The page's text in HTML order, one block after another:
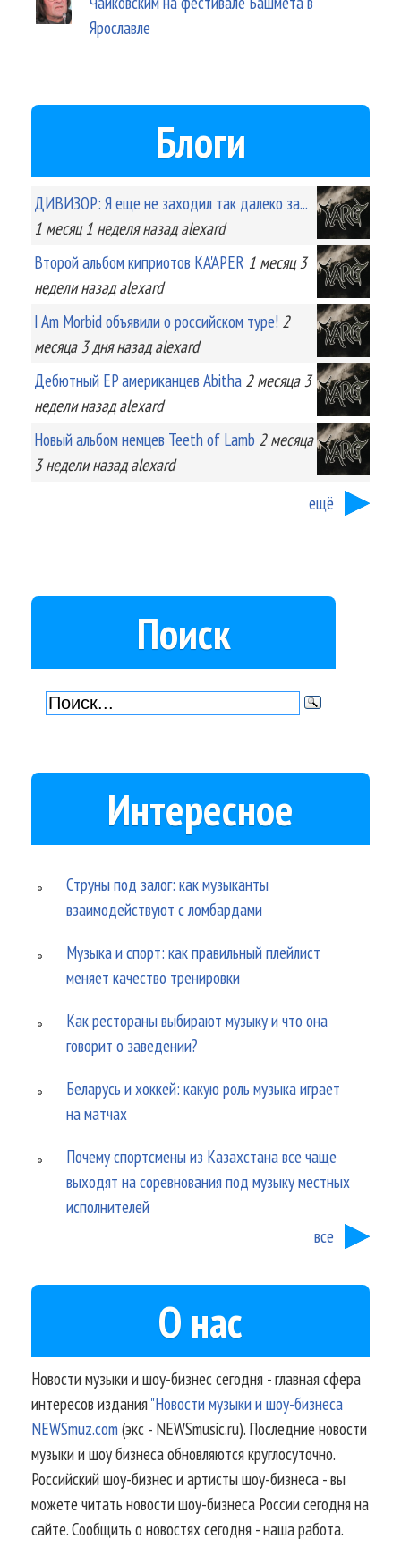
Ярославле
Блоги
ДИВИЗОР: Я еще не заходил так далеко за...
1 месяц 1 неделяназад alexard
Второй альбом киприотов KA'APER 1 месяц 3
неделиназад alexard
I Am Morbid объявили о российском туре! 2
месяца 3 дняназад alexard
Дебютный EP американцев Abitha 2 месяца 3
неделиназад alexard
Новый альбом немцев Teeth of Lamb 2 месяца
3 неделиназад alexard
ещё
Поиск
Интересное
Струны под залог: как музыканты
взаимодействуют с ломбардами
Музыка и спорт: как правильный плейлист
меняет качество тренировки
Как рестораны выбирают музыку и что она
говорит о заведении?
Беларусь и хоккей: какую роль музыка играет
на матчах
Почему спортсмены из Казахстана все чаще
выходят на соревнования под музыку местных
исполнителей
все
О нас
Новости музыки и шоу-бизнес сегодня - главная сфера
интересов издания"Новости музыки и шоу-бизнеса
NEWSmuz.com(экс - NEWSmusic.ru). Последние новости
музыки и шоу бизнеса обновляются круглосуточно.
Российский шоу-бизнес и артисты шоу-бизнеса - вы
можете читать новости шоу-бизнеса России сегодня на
сайте. Сообщить о новостях сегодня - наша работа.